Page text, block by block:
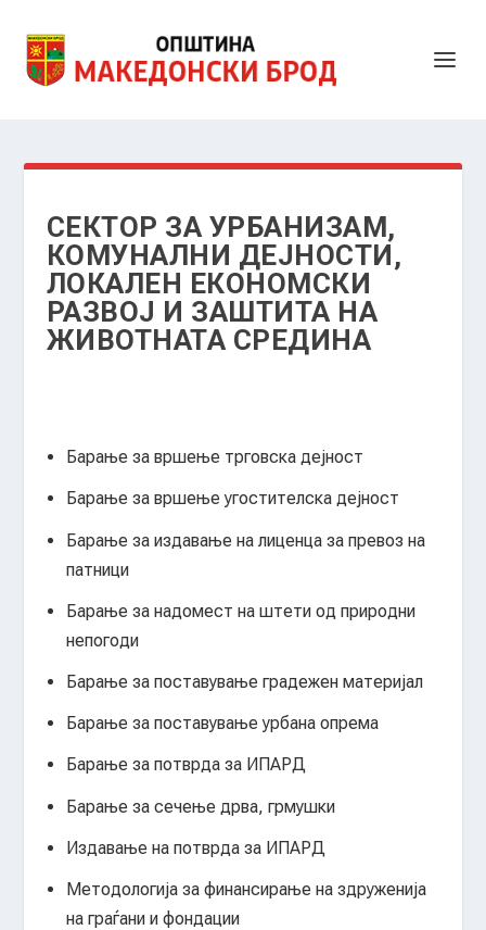
СЕКТОР ЗА УРБАНИЗАМ,
КОМУНАЛНИ ДЕЈНОСТИ,
ЛОКАЛЕН ЕКОНОМСКИ
РАЗВОЈ И ЗАШТИТА НА
ЖИВОТНАТА СРЕДИНА
Барање за вршење трговска дејност
Барање за вршење угостителска дејност
Барање за издавање на лиценца за превоз на
патници
Барање за надомест на штети од природни
непогоди
Барање за поставување градежен материјал
Барање за поставување урбана опрема
Барање за потврда за ИПАРД
Барање за сечење дрва, грмушки
Издавање на потврда за ИПАРД
Методологија за финансирање на здруженија
на граѓани и фондации